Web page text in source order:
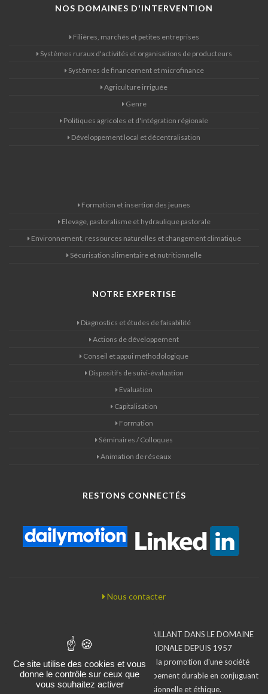
NOS DOMAINES D'INTERVENTION
Filières, marchés et petites entreprises
Systèmes ruraux d'activités et organisations de producteurs
Systèmes de financement et microfinance
Agriculture irriguée
Genre
Politiques agricoles et d'intégration régionale
Développement local et décentralisation
Formation et insertion des jeunes
Elevage, pastoralisme et hydraulique pastorale
Environnement, ressources naturelles et changement climatique
Sécurisation alimentaire et nutritionnelle
NOTRE EXPERTISE
Diagnostics et études de faisabilité
Actions de développement
Conseil et appui méthodologique
Dispositifs de suivi-évaluation
Evaluation
Capitalisation
Formation
Séminaires / Colloques
Animation de réseaux
RESTONS CONNECTÉS
Nous contacter
BUREAU D'ÉTUDES ASSOCIATIF TRAVAILLANT DANS LE DOMAINE
DE LA COOPÉRATION INTERNATIONALE DEPUIS 1957
L'Iram inscrit son action dans le sens de la promotion d'une société
moins inégalitaire en faveur d'un développement durable en conjuguant
compétences, exigence professionnelle et éthique.
Ce site utilise des cookies et vous
donne le contrôle sur ceux que
vous souhaitez activer